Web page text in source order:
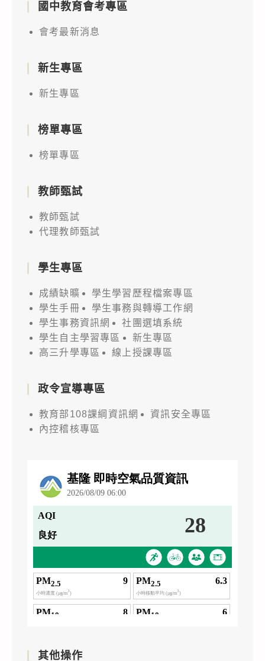
國中教育會考專區
會考最新消息
新生專區
新生專區
榜單專區
榜單專區
教師甄試
教師甄試
代理教師甄試
學生專區
成績缺曠
學生學習歷程檔案專區
學生手冊
學生事務與轉導工作網
學生事務資訊網
社團選填系統
學生自主學習專區
新生專區
高三升學專區
線上授課專區
政令宣導專區
教育部108課綱資訊網
資訊安全專區
內控稽核專區
其他操作